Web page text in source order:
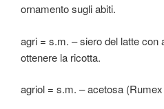
ornamento sugli abiti.
agri = s.m. – siero del latte con
ottenere la ricotta.
agriol = s.m. – acetosa